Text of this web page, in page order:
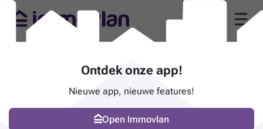
Ontdek onze app!
Nieuwe app, nieuwe features!
Open Immovlan